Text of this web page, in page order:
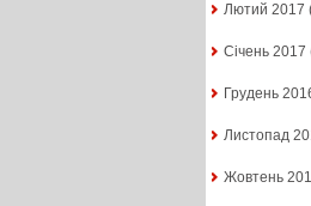
Лютий 2017
Січень 2017
Грудень
Листопад
Жовтень